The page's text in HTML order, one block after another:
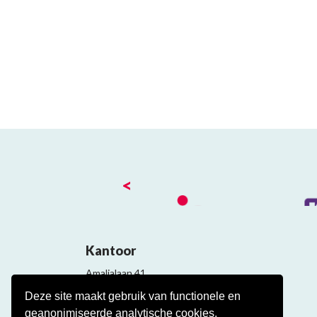
Deze site maakt gebruik van functionele en
geanonimiseerde analytische cookies.
<
Kantoor
Amalialaan 41
Contact